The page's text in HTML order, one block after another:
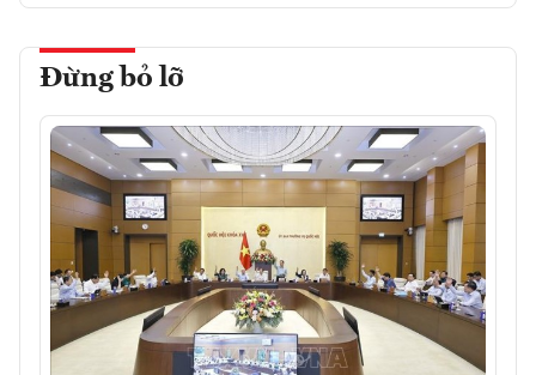
Đừng bỏ lỡ